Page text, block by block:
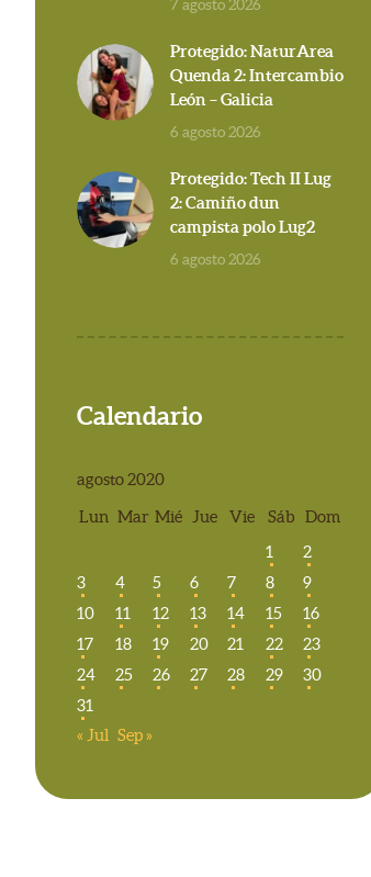
7 agosto 2026
Protegido: NaturArea
Quenda 2: Intercambio
León – Galicia
6 agosto 2026
Protegido: Tech II Lug
2: Camiño dun
campista polo Lug2
6 agosto 2026
Calendario
agosto 2020
Lun Mar Mié Jue Vie Sáb
Dom
1
2
3
4 5 6 7 8
9
10
11 12 13 14 15
16
17
18 19 20 21 22
23
24
25 26 27 28 29
30
31
« Jul Sep »